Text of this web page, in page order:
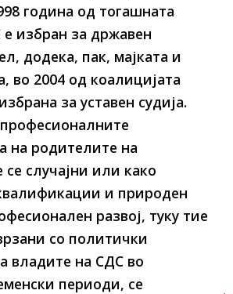
година од тогашната
избран за државен
додека, пак, мајката и
во 2004 од коалицијата
за уставен судија.
на родителите на
случајни или како
и природен
развој, туку тие
со политички
владите на СДС во
периоди, се